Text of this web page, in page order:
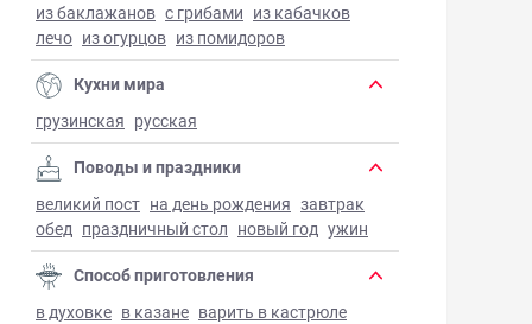
из баклажанов с грибами из кабачков
лечо из огурцов из помидоров
Кухни мира
грузинская русская
Поводы и праздники
великий пост на день рождения завтрак
обед праздничный стол новый год ужин
Способ приготовления
в духовке в казане варить в кастрюле